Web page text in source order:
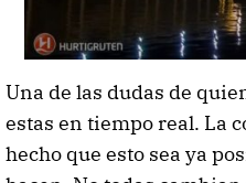
Una de las dudas de
estas en tiempo real. La
hecho que esto sea ya